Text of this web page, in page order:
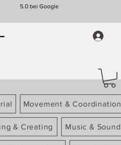
5.0 bei Google
Movement & Coordination
& Creating Music & Sound